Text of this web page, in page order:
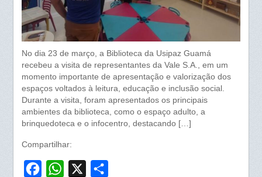
No dia 23 de março, a Biblioteca da Usipaz Guamá
recebeu a visita de representantes da Vale S.A., em um
momento importante de apresentação e valorização dos
espaços voltados à leitura, educação e inclusão social.
Durante a visita, foram apresentados os principais
ambientes da biblioteca, como o espaço adulto, a
brinquedoteca e o infocentro, destacando […]
Compartilhar:
W